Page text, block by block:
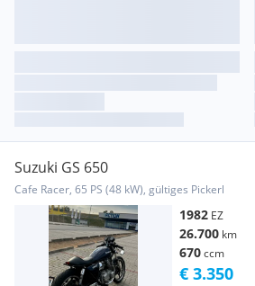
Suzuki GS 650
Cafe Racer, 65 PS (48 kW), gültiges Pickerl
1982 EZ
26.700 km
670ccm
€ 3.350